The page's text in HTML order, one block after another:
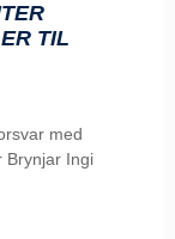
TIL
med
Brynjar Ingi